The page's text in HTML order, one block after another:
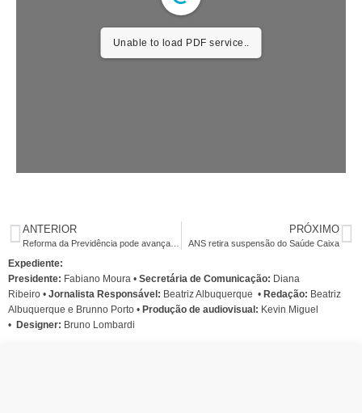
Unable to load PDF service..
ANTERIOR PRÓXIMO
ANS retira suspensão do Saúde Caixa
Expediente:
Presidente: Fabiano Moura • Secretária de Comunicação: Diana
Ribeiro • Jornalista Responsável: Beatriz Albuquerque • Redação: Beatriz
Albuquerque e Brunno Porto • Produção de audiovisual: Kevin Miguel
• Designer: Bruno Lombardi